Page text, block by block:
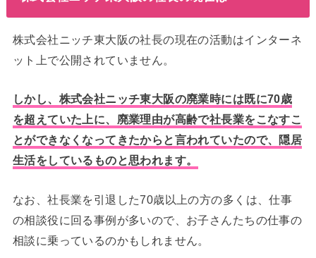
株式会社ニッチ東大阪の社長の現在の活動はインターネ
ット上で公開されていません。
しかし、株式会社ニッチ東大阪の廃業時には既に70歳
を超えていた上に、廃業理由が高齢で社長業をこなすこ
とができなくなってきたからと言われていたので、隠居
生活をしているものと思われます。
なお、社長業を引退した70歳以上の方の多くは、仕事
の相談役に回る事例が多いので、お子さんたちの仕事の
相談に乗っているのかもしれません。